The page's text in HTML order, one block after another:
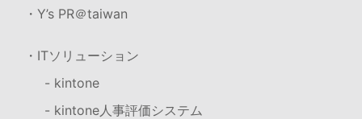
・Y’s PR＠taiwan
・ITソリューション
- kintone
- kintone人事評価システム